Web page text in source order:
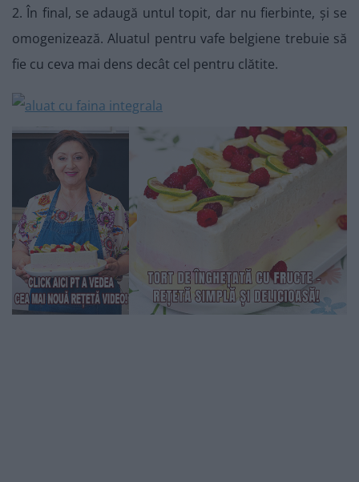
2. În final, se adaugă untul topit, dar nu fierbinte, și se
omogenizează. Aluatul pentru vafe belgiene trebuie să
fie cu ceva mai dens decât cel pentru clătite.